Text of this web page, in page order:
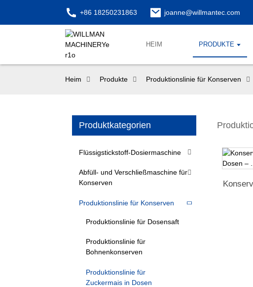
+86 18250231863 joanne@willmantec.com
HEIM PRODUKTE
Heim Produkte Produktionslinie für Konserven
Produktkategorien
Flüssigstickstoff-Dosiermaschine
Abfüll- und Verschließmaschine für
Konserven
Produktionslinie für Konserven
Produktionslinie für Dosensaft
Produktionslinie für
Bohnenkonserven
Produktionslinie für
Zuckermais in Dosen